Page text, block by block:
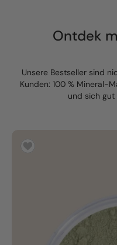
Ontdek
Unsere Bestseller sind
Kunden: 100 % Mineral-
und sich